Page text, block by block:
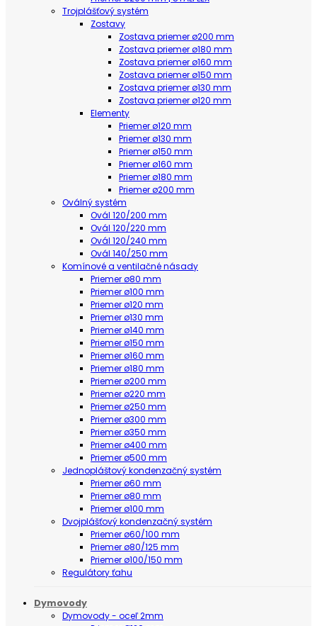
Trojplášťový systém
Zostavy
Zostava priemer ø200 mm
Zostava priemer ø180 mm
Zostava priemer ø160 mm
Zostava priemer ø150 mm
Zostava priemer ø130 mm
Zostava priemer ø120 mm
Elementy
Priemer ø120 mm
Priemer ø130 mm
Priemer ø150 mm
Priemer ø160 mm
Priemer ø180 mm
Priemer ø200 mm
Oválný systém
Ovál 120/200 mm
Ovál 120/220 mm
Ovál 120/240 mm
Ovál 140/250 mm
Komínové a ventilačné násady
Priemer ø80 mm
Priemer ø100 mm
Priemer ø120 mm
Priemer ø130 mm
Priemer ø140 mm
Priemer ø150 mm
Priemer ø160 mm
Priemer ø180 mm
Priemer ø200 mm
Priemer ø220 mm
Priemer ø250 mm
Priemer ø300 mm
Priemer ø350 mm
Priemer ø400 mm
Priemer ø500 mm
Jednopláštový kondenzačný systém
Priemer ø60 mm
Priemer ø80 mm
Priemer ø100 mm
Dvojplášťový kondenzačný systém
Priemer ø60/100 mm
Priemer ø80/125 mm
Priemer ø100/150 mm
Regulátory ťahu
Dymovody
Dymovody - oceľ 2mm